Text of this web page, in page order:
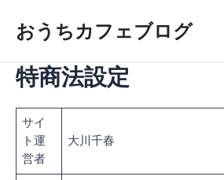
おうちカフェブログ
特商法設定
サイ
ト運
営者
大川千春